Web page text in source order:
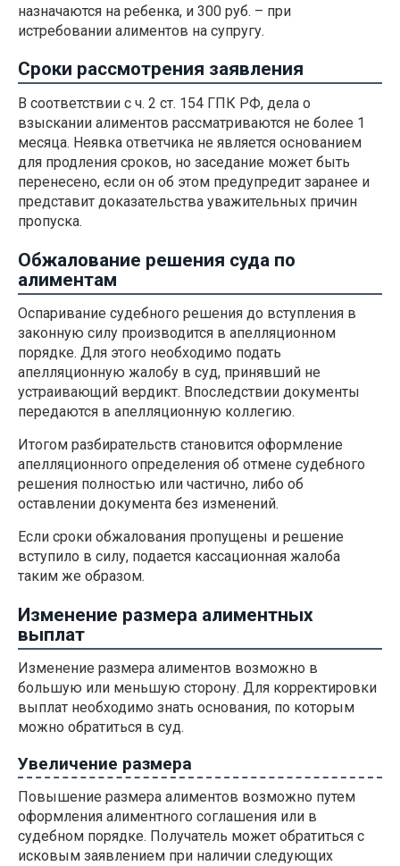
назначаются на ребенка, и 300 руб. – при
истребовании алиментов на супругу.
Сроки рассмотрения заявления
В соответствии с ч. 2 ст. 154 ГПК РФ, дела о
взыскании алиментов рассматриваются не более 1
месяца. Неявка ответчика не является основанием
для продления сроков, но заседание может быть
перенесено, если он об этом предупредит заранее и
представит доказательства уважительных причин
пропуска.
Обжалование решения суда по
алиментам
Оспаривание судебного решения до вступления в
законную силу производится в апелляционном
порядке. Для этого необходимо подать
апелляционную жалобу в суд, принявший не
устраивающий вердикт. Впоследствии документы
передаются в апелляционную коллегию.
Итогом разбирательств становится оформление
апелляционного определения об отмене судебного
решения полностью или частично, либо об
оставлении документа без изменений.
Если сроки обжалования пропущены и решение
вступило в силу, подается кассационная жалоба
таким же образом.
Изменение размера алиментных
выплат
Изменение размера алиментов возможно в
большую или меньшую сторону. Для корректировки
выплат необходимо знать основания, по которым
можно обратиться в суд.
Увеличение размера
Повышение размера алиментов возможно путем
оформления алиментного соглашения или в
судебном порядке. Получатель может обратиться с
исковым заявлением при наличии следующих